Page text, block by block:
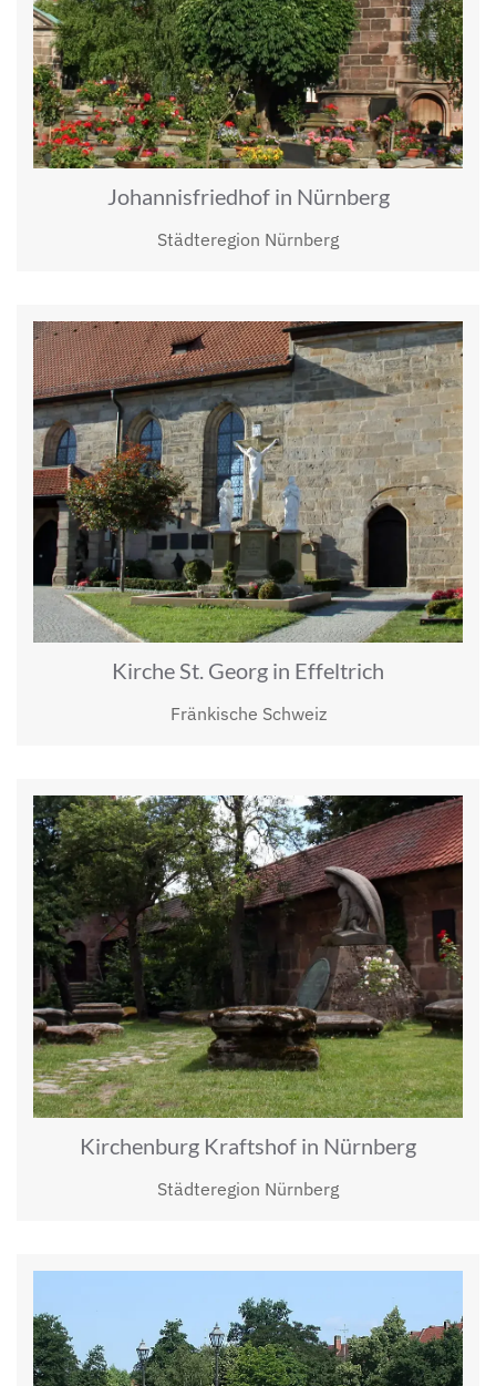
Johannisfriedhof in Nürnberg
Städteregion Nürnberg
Kirche St. Georg in Effeltrich
Fränkische Schweiz
Kirchenburg Kraftshof in Nürnberg
Städteregion Nürnberg